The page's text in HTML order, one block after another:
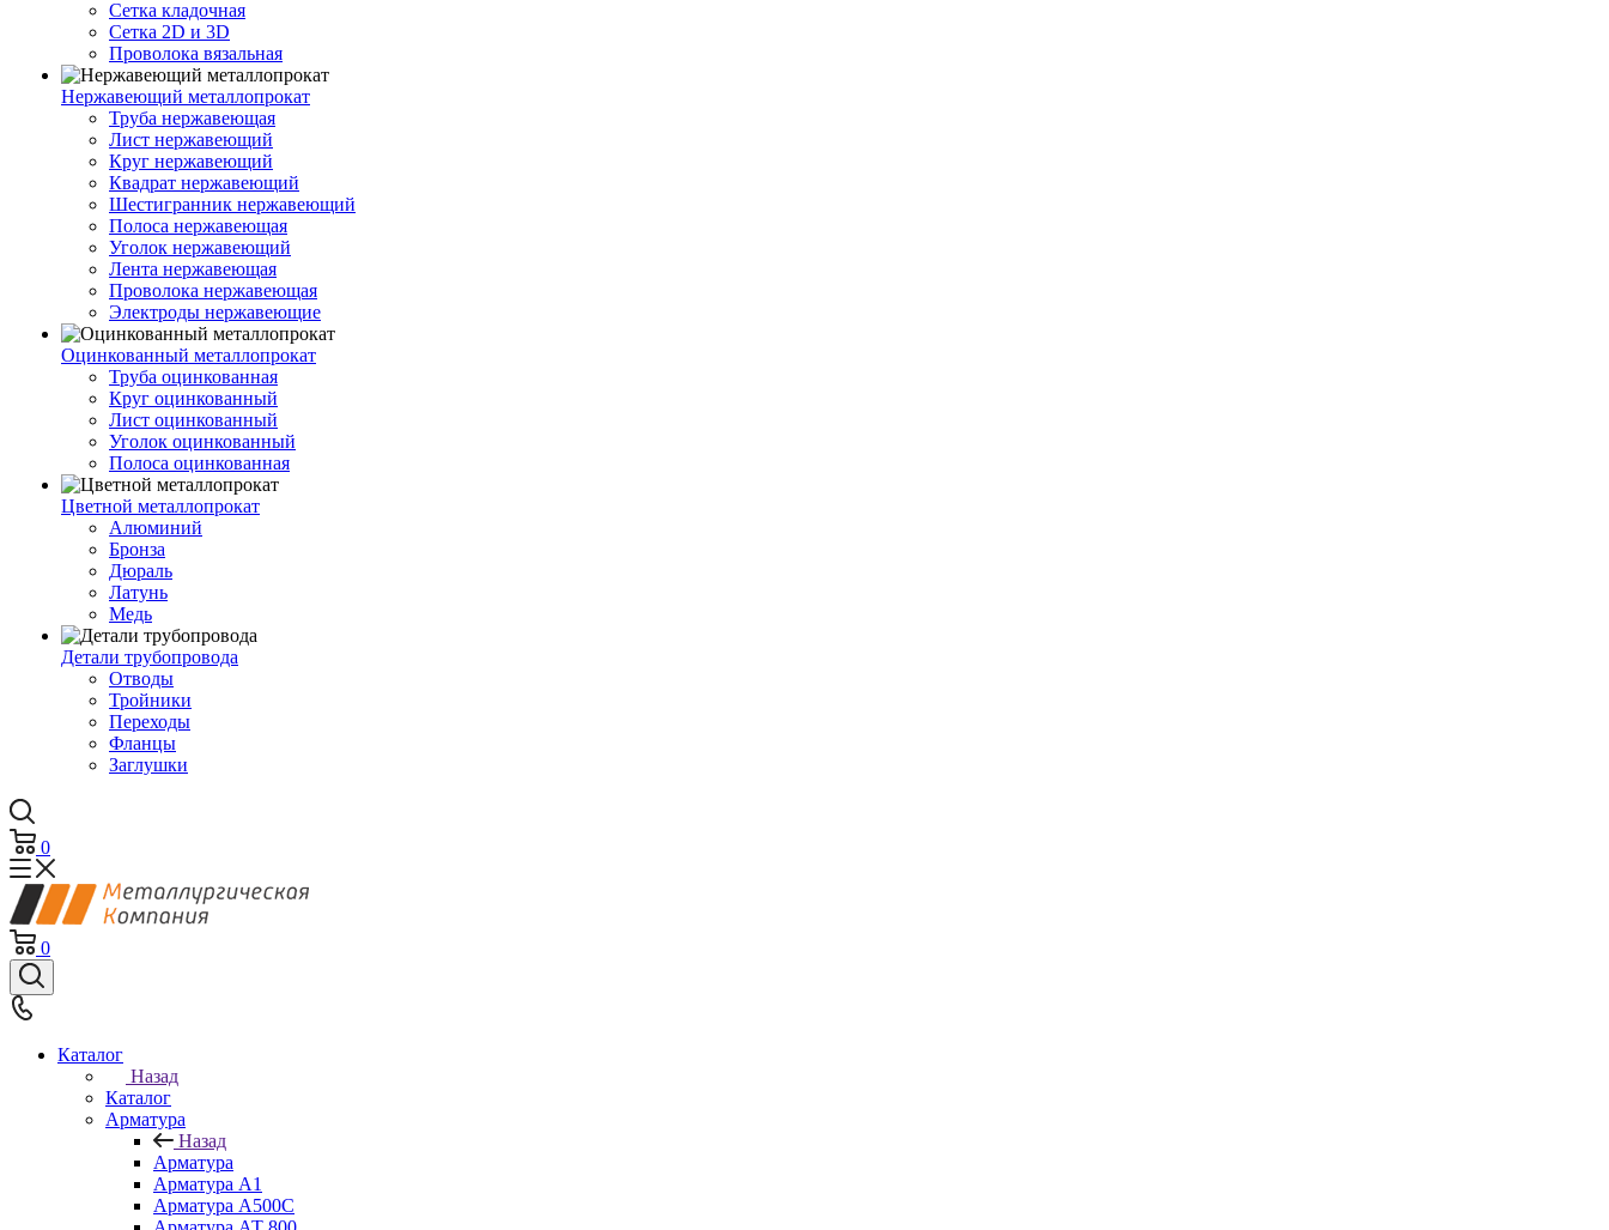
Сетка кладочная
Сетка 2D и 3D
Проволока вязальная
Нержавеющий металлопрокат
Труба нержавеющая
Лист нержавеющий
Круг нержавеющий
Квадрат нержавеющий
Шестигранник нержавеющий
Полоса нержавеющая
Уголок нержавеющий
Лента нержавеющая
Проволока нержавеющая
Электроды нержавеющие
Оцинкованный металлопрокат
Труба оцинкованная
Круг оцинкованный
Лист оцинкованный
Уголок оцинкованный
Полоса оцинкованная
Цветной металлопрокат
Алюминий
Бронза
Дюраль
Латунь
Медь
Детали трубопровода
Отводы
Тройники
Переходы
Фланцы
Заглушки
0
0
Каталог
Назад
Каталог
Арматура
Назад
Арматура
Арматура А1
Арматура А500С